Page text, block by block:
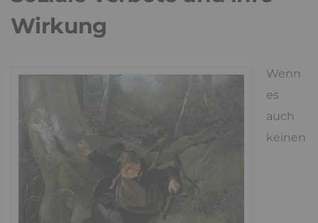
Wirkung
Wenn
es
auch
keinen